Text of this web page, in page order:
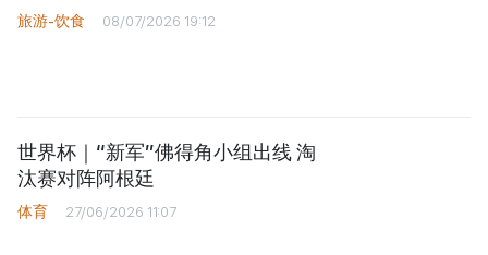
旅游-饮食 08/07/2026 19:12
世界杯｜“新军”佛得角小组出线 淘
汰赛对阵阿根廷
体育 27/06/2026 11:07